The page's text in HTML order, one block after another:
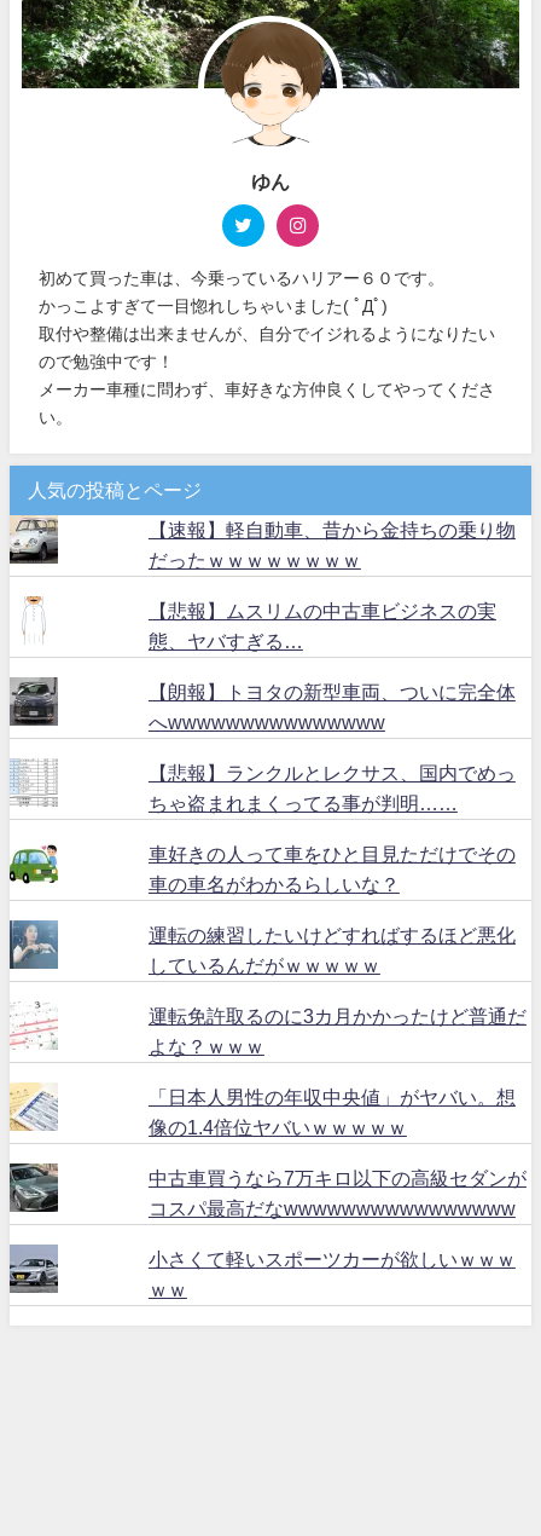
ゆん
初めて買った車は、今乗っているハリアー６０です。
かっこよすぎて一目惚れしちゃいました( ﾟДﾟ)
取付や整備は出来ませんが、自分でイジれるようになりたい
ので勉強中です！
メーカー車種に問わず、車好きな方仲良くしてやってくださ
い。
人気の投稿とページ
【速報】軽自動車、昔から金持ちの乗り物
だったｗｗｗｗｗｗｗｗ
【悲報】ムスリムの中古車ビジネスの実
態、ヤバすぎる…
【朗報】トヨタの新型車両、ついに完全体
へwwwwwwwwwwwwwww
【悲報】ランクルとレクサス、国内でめっ
ちゃ盗まれまくってる事が判明……
車好きの人って車をひと目見ただけでその
車の車名がわかるらしいな？
運転の練習したいけどすればするほど悪化
しているんだがｗｗｗｗｗ
運転免許取るのに3カ月かかったけど普通だ
よな？ｗｗｗ
「日本人男性の年収中央値」がヤバい。想
像の1.4倍位ヤバいｗｗｗｗｗ
中古車買うなら7万キロ以下の高級セダンが
コスパ最高だなwwwwwwwwwwwwwwww
小さくて軽いスポーツカーが欲しいｗｗｗ
ｗｗ